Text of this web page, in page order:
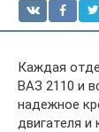
Каждая
ВАЗ 2110 и
надежное
двигателя и